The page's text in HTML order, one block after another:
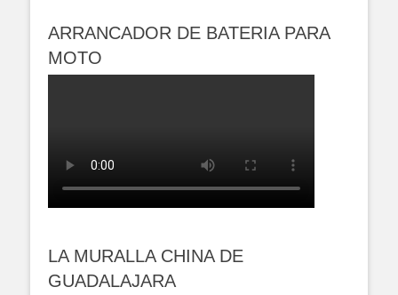
ARRANCADOR DE BATERIA PARA
MOTO
LA MURALLA CHINA DE
GUADALAJARA